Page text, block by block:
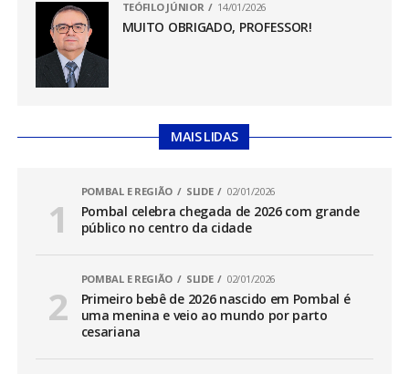
TEÓFILO JÚNIOR 14/01/2026
MUITO OBRIGADO, PROFESSOR!
MAIS LIDAS
POMBAL E REGIÃO SLIDE 02/01/2026
Pombal celebra chegada de 2026 com grande
público no centro da cidade
POMBAL E REGIÃO SLIDE 02/01/2026
Primeiro bebê de 2026 nascido em Pombal é
uma menina e veio ao mundo por parto
cesariana